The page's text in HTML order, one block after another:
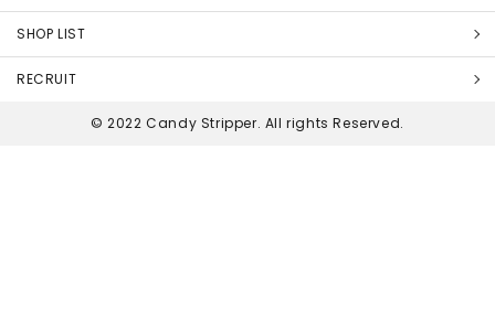
SHOP LIST
RECRUIT
© 2022 Candy Stripper. All rights Reserved.